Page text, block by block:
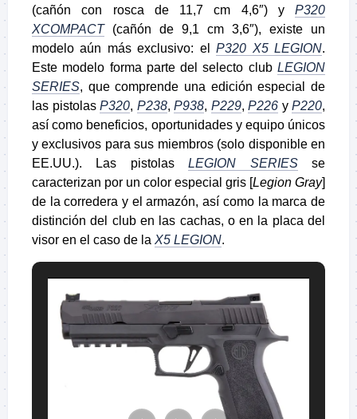
(cañón con rosca de 11,7 cm 4,6″) y P320
XCOMPACT(cañón de 9,1 cm 3,6″), existe un
modelo aún más exclusivo: elP320 X5 LEGION.
Este modelo forma parte del selecto club LEGION
SERIES, que comprende una edición especial de
las pistolas P320, P238, P938, P229, P226 y P220,
así como beneficios, oportunidades y equipo únicos
y exclusivos para sus miembros (solo disponible en
EE.UU.). Las pistolasLEGION SERIESse
caracterizan por un color especial gris [Legion Gray]
de la corredera y el armazón, así como la marca de
distinción del club en las cachas, o en la placa del
visor en el caso de la X5 LEGION.